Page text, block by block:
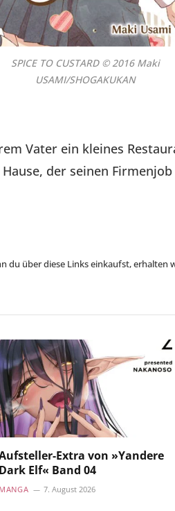
SPICE TO CUSTARD © 2016 Maki
USAMI/SHOGAKUKAN
Vater ein kleines
der seinen
du über diese Links einkaufst, erhalten
Extra von »Yandere
Dark Elf« Band 04
MANGA 7. August 2026